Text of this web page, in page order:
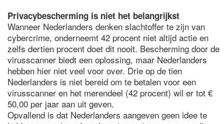
Privacybescherming is niet het belangrijkst
Wanneer Nederlanders denken slachtoffer te zijn van
cybercrime, onderneemt 42 procent niet altijd actie en
zelfs dertien procent doet dit nooit. Bescherming door de
virusscanner biedt een oplossing, maar Nederlanders
hebben hier niet veel voor over. Drie op de tien
Nederlanders is niet bereid om te betalen voor een
virusscanner en het merendeel (42 procent) wil er tot €
50,00 per jaar aan uit geven.
Opvallend is dat Nederlanders aangeven geen idee te